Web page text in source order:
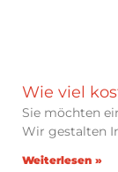
Wie viel
Sie möchten
Wir gestalten
Weiterlesen »